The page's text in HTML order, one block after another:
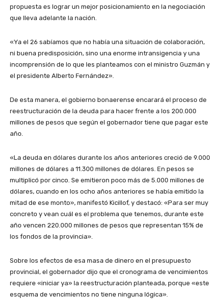
propuesta es lograr un mejor posicionamiento en la negociación
que lleva adelante la nación.
«Ya el 26 sabíamos que no había una situación de colaboración,
ni buena predisposición, sino una enorme intransigencia y una
incomprensión de lo que les planteamos con el ministro Guzmán y
el presidente Alberto Fernández».
De esta manera, el gobierno bonaerense encarará el proceso de
reestructuración de la deuda para hacer frente a los 200.000
millones de pesos que según el gobernador tiene que pagar este
año.
«La deuda en dólares durante los años anteriores creció de 9.000
millones de dólares a 11.300 millones de dólares. En pesos se
multiplicó por cinco. Se emitieron poco más de 5.000 millones de
dólares, cuando en los ocho años anteriores se había emitido la
mitad de ese monto», manifestó Kicillof, y destacó: «Para ser muy
concreto y vean cuál es el problema que tenemos, durante este
año vencen 220.000 millones de pesos que representan 15% de
los fondos de la provincia».
Sobre los efectos de esa masa de dinero en el presupuesto
provincial, el gobernador dijo que el cronograma de vencimientos
requiere «iniciar ya» la reestructuración planteada, porque «este
esquema de vencimientos no tiene ninguna lógica».